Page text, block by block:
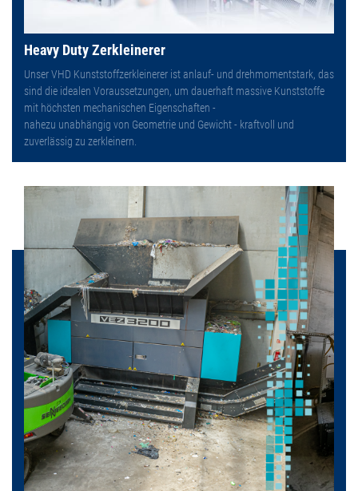
Heavy Duty Zerkleinerer
Unser VHD Kunststoffzerkleinerer ist anlauf- und drehmomentstark, das
sind die idealen Voraussetzungen, um dauerhaft massive Kunststoffe
mit höchsten mechanischen Eigenschaften -
nahezu unabhängig von Geometrie und Gewicht - kraftvoll und
zuverlässig zu zerkleinern.